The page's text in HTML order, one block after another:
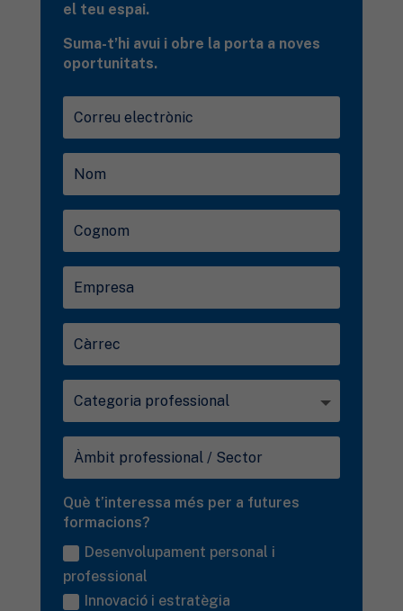
el teu espai.
Suma-t’hi avui i obre la porta a noves
oportunitats.
Què t’interessa més per a futures
formacions?
Desenvolupament personal i
professional
Innovació i estratègia